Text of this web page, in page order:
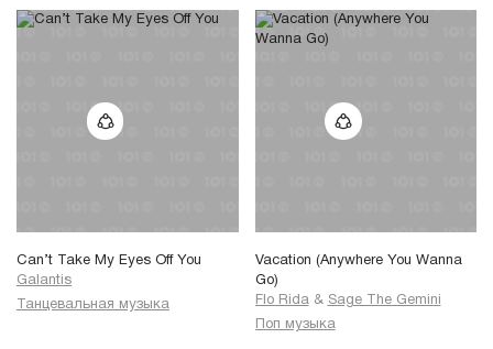
Can’t Take My Eyes Off You
Galantis
Танцевальная музыка
Vacation (Anywhere You Wanna
Go)
Flo Rida & Sage The Gemini
Поп музыка